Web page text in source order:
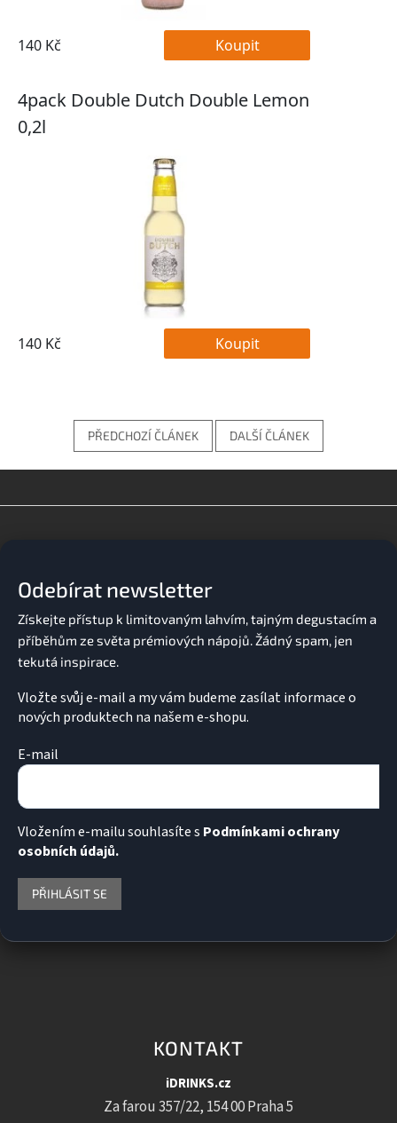
PŘEDCHOZÍ ČLÁNEK DALŠÍ ČLÁNEK
Odebírat newsletter
Vložte svůj e-mail a my vám budeme zasílat informace o
nových produktech na našem e-shopu.
E-mail
Vložením e-mailu souhlasíte s Podmínkami ochrany
osobních údajů.
PŘIHLÁSIT SE
KONTAKT
iDRINKS.cz
Za farou 357/22, 154 00 Praha 5